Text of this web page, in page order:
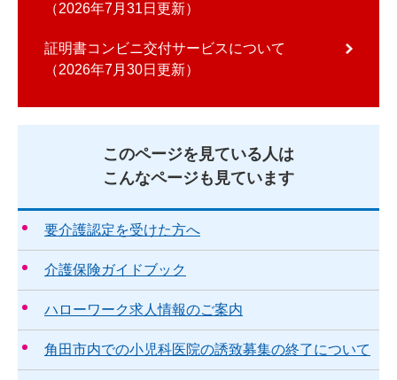
2026年7月31日更新
証明書コンビニ交付サービスについて
2026年7月30日更新
このページを見ている人は
こんなページも見ています
要介護認定を受けた方へ
介護保険ガイドブック
ハローワーク求人情報のご案内
角田市内での小児科医院の誘致募集の終了について